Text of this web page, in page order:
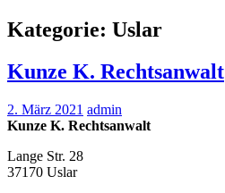
Kategorie: Uslar
Kunze K. Rechtsanwalt
2. März 2021 admin
Kunze K. Rechtsanwalt
Lange Str. 28
37170 Uslar